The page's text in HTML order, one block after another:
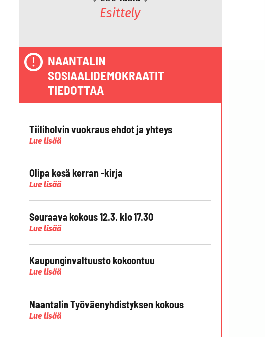
Esittely
NAANTALIN
SOSIAALIDEMOKRAATIT
TIEDOTTAA
Tiiliholvin vuokraus ehdot ja yhteys
Lue lisää
Olipa kesä kerran -kirja
Lue lisää
Seuraava kokous 12.3. klo 17.30
Lue lisää
Kaupunginvaltuusto kokoontuu
Lue lisää
Naantalin Työväenyhdistyksen kokous
Lue lisää